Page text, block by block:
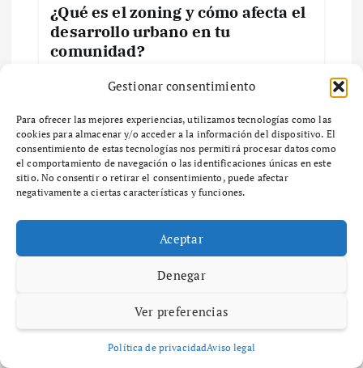
Gestionar consentimiento
Para ofrecer las mejores experiencias, utilizamos tecnologías como las
cookies para almacenar y/o acceder a la información del dispositivo. El
consentimiento de estas tecnologías nos permitirá procesar datos como
el comportamiento de navegación o las identificaciones únicas en este
sitio. No consentir o retirar el consentimiento, puede afectar
negativamente a ciertas características y funciones.
Aceptar
Denegar
Ver preferencias
Política de privacidadAviso legal
e
n
t
r
d
¿Qué es el zoning y cómo afecta el
desarrollo urbano en tu
comunidad?
el desarrollo urbano? ¿Qué es el zoning y por
qué es importante en el desarrollo urbano? El
zoning es un…
Diccionario
ventas y su impacto en el negocio
importantes para tu negocio? ¿Qué son las